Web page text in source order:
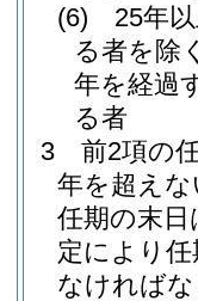
(6)
25年
る者を除
年を経過
る者
3
前2項の
年を超え
任期の末
定により
なければ